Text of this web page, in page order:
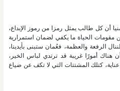
أن كل طالب يمثل رمزا من رموز الإبداع،
مقومات الحياة ما يكفي لضمان استمرارية
الرفعة والعظمة، فعُمان ستبنى بأيدينا،
هناك أمورًا غريبة قد ترتدي لباس الخير،
كتلك المشتتات التي لا تكف عن ضياع